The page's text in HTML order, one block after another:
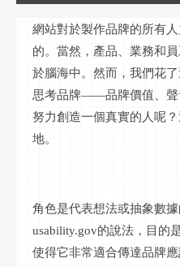
網站對於製作品牌的所有
的。當然，產品、業務和
於腦海中。然而，我們花
思考品牌——品牌價值、
努力創造一個真實的人呢
地。
角色是代表想法或抽象數
usability.gov的說法，目的
使得它非常適合傳達品牌